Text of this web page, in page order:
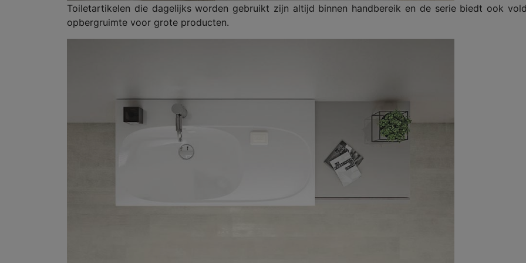
Toiletartikelen die dagelijks worden gebruikt zijn altijd binnen handbereik en de serie biedt ook
opbergruimte voor grote producten.